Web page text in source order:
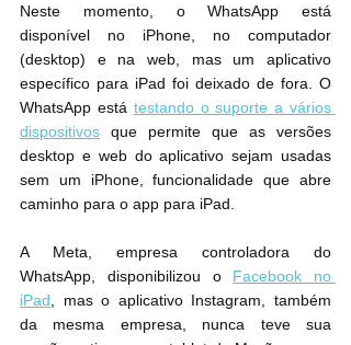
Neste momento, o WhatsApp está
disponível no iPhone, no computador
(desktop) e na web, mas um aplicativo
específico para iPad foi deixado de fora. O
WhatsApp está testando o suporte a vários
dispositivos que permite que as versões
desktop e web do aplicativo sejam usadas
sem um ‌iPhone‌, funcionalidade que abre
A Meta, empresa controladora do
WhatsApp, disponibilizou o Facebook no
‌iPad ‌, mas o aplicativo Instagram, também
da mesma empresa, nunca teve sua